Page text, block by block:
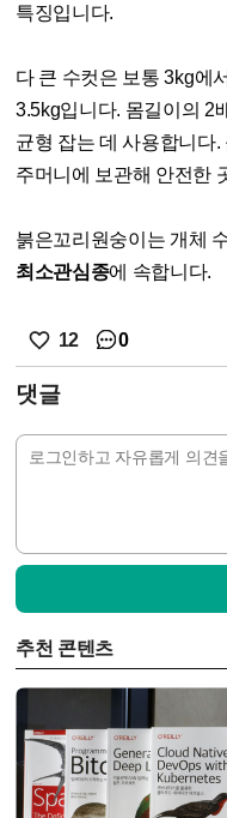
특징입니다.
다 큰 수컷은 보통 3kg에
3.5kg입니다. 몸길이의 2
균형 잡는 데 사용합니다
주머니에 보관해 안전한
붉은꼬리원숭이는 개체
최소관심종에 속합니다.
12 0
댓글
추천 콘텐츠